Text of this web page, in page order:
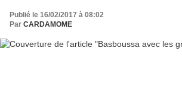
Publié le 16/02/2017 à 08:02
Par CARDAMOME